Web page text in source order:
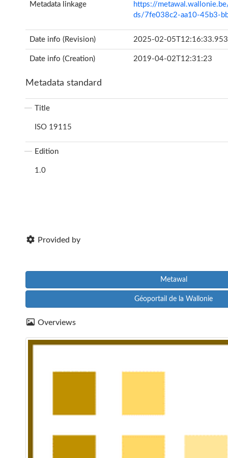
Metadata linkage
https://
ds/7fe038c2-aa10-45b3-
Date info (Revision) 2025-02-
Date info (Creation) 2019-04-02T12:31:23
Metadata standard
Title
ISO 19115
Edition
1.0
Provided by
Metawal
Géoportail de la Wallonie
Overviews